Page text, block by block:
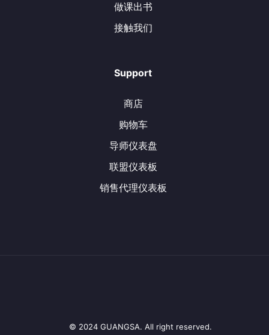
做课出书
接触我们
Support
商店
购物车
导师仪表盘
联盟仪表板
销售代理仪表板
© 2024 GUANGSA. All right reserved.